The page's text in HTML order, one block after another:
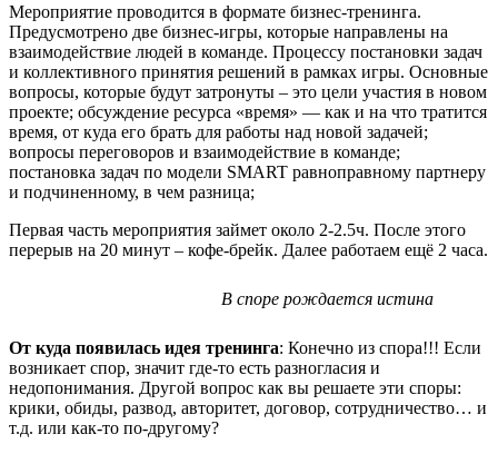
Мероприятие проводится в формате бизнес-тренинга.
Предусмотрено две бизнес-игры, которые направлены на
взаимодействие людей в команде. Процессу постановки задач
и коллективного принятия решений в рамках игры. Основные
вопросы, которые будут затронуты – это цели участия в новом
проекте; обсуждение ресурса «время» — как и на что тратится
время, от куда его брать для работы над новой задачей;
вопросы переговоров и взаимодействие в команде;
постановка задач по модели SMART равноправному партнеру
и подчиненному, в чем разница;
Первая часть мероприятия займет около 2-2.5ч. После этого
перерыв на 20 минут – кофе-брейк. Далее работаем ещё 2 часа.
В споре рождается истина
От куда появилась идея тренинга: Конечно из спора!!! Если
возникает спор, значит где-то есть разногласия и
недопонимания. Другой вопрос как вы решаете эти споры:
крики, обиды, развод, авторитет, договор, сотрудничество… и
т.д. или как-то по-другому?